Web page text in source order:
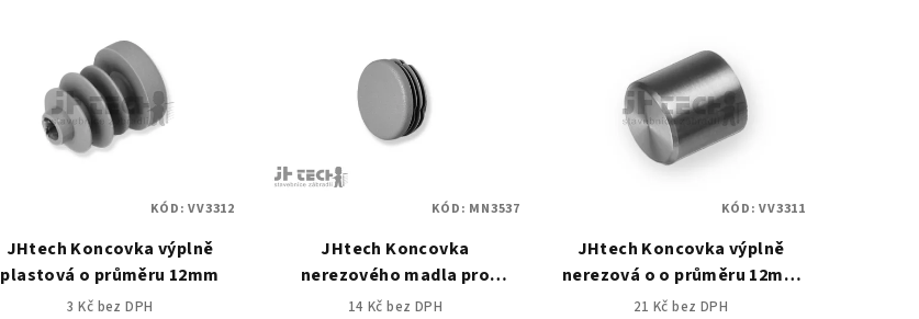
d
JHtech Koncovka výplně
plastová o průměru 12mm
3 Kč bez DPH
KÓD:VV3312
JHtech Koncovka
nerezového madla pro
průměr 42,4/2mm plast
14 Kč bez DPH
KÓD: MN3537
JHtech Koncovka výplně
nerezová o o průměru 12mm
váleček 15x15mm
21 Kč bez DPH
KÓD:VV3311